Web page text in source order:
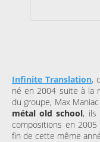
Infinite Translation,
né en 2004 suite à la
du groupe, Max
métal old school, ils
compositions en
fin de cette même